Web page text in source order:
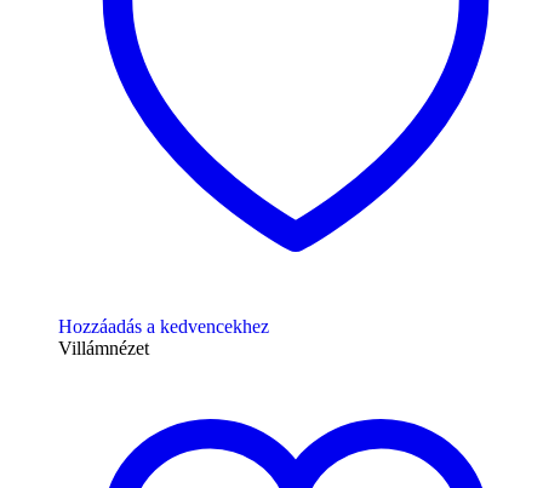
Hozzáadás a kedvencekhez
Villámnézet